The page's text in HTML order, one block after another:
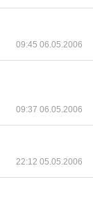
09:45 06.05.2006
09:37 06.05.2006
22:12 05.05.2006